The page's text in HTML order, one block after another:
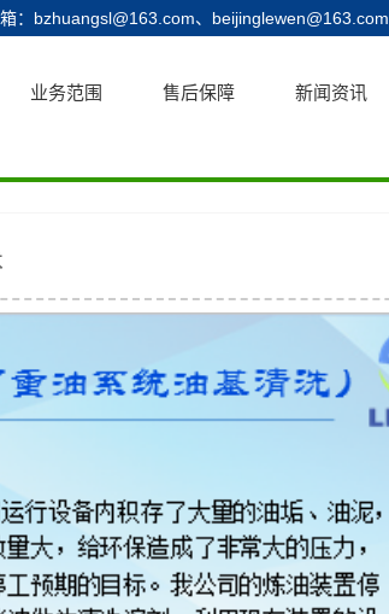
：bzhuangsl@163.com、beijinglewen@163.com
业务范围 售后保障 新闻资讯